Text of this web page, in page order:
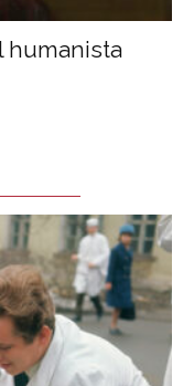
humanista